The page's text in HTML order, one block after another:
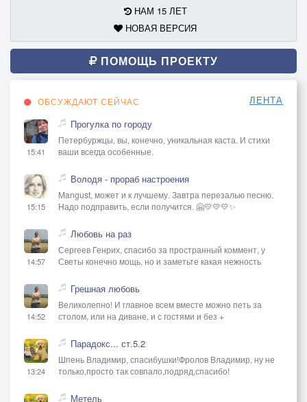
НАМ 15 ЛЕТ
НОВАЯ ВЕРСИЯ
ПОМОЩЬ ПРОЕКТУ
ОБСУЖДАЮТ СЕЙЧАС ЛЕНТА
15:41
Прогулка по городу
Петербуржцы, вы, конечно, уникальная каста. И стихи
ваши всегда особенные.
15:15
Володя - прораб настроения
Mangust, может и к лучшему. Завтра перезалью песню.
Надо подправить, если получится. 🤗💛💛💛✨
14:57
Любовь на раз
Сергеев Генрих, спасибо за пространный коммент, у
Светы конечно мощь, но и заметьте какая нежность
14:52
Грешная любовь
Великолепно! И главное всем вместе можно петь за
столом, или на диване, и с гостями и без +
13:24
Парадокс... ст.5.2
Шпень Владимир, спасибушки!Фролов Владимир, ну не
только,просто так совпало,подряд,спасибо!
Метель